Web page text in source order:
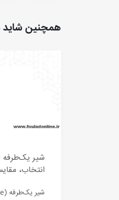
همچنین
انتخاب،